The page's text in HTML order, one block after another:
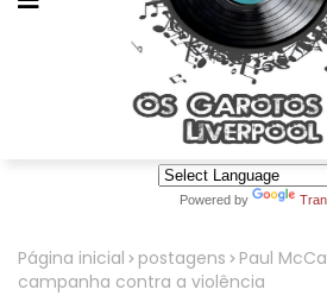
Powered by
Página inicial postagens
Paul
campanha contra a violência